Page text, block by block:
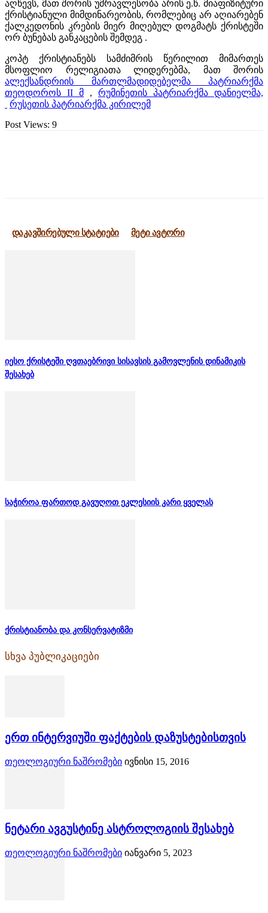
აღწევს, მათ შორის უმრავლესობა არის ე.წ. მიაფიზიტური
ქრისტიანული მიმდინარეობის, რომლებიც არ აღიარებენ
ქალკედონის კრების მიერ მიღებულ დოგმატს ქრისტეში
ორ ბუნებას განკაცების შემდეგ .
კოპტ ქრისტიანებს სამძიმრის წერილით მიმართეს
მსოფლიო რელიგიათა ლიდერებმა, მათ შორის
ალექსანდრიის მართლმადიდებელმა პატრიარქმა
თეოდოროს II მ , რუმინეთის პატრიარქმა დანიელმა,
რუსეთის პატრიარქმა კირილემ
Post Views: 9
დაკავშირებული სტატიები მეტი ავტორი
იესო ქრისტეში ღვთაებრივი სისავსის გამოვლენის დინამიკის
შესახებ
საჭიროა ფართოდ გავუღოთ ეკლესიის კარი ყველას
ქრისტიანობა და კონსერვატიზმი
სხვა პუბლიკაციები
ერთ ინტერვიუში ფაქტების დაზუსტებისთვის
თეოლოგიური ნაშრომები ივნისი 15, 2016
ნეტარი ავგუსტინე ასტროლოგიის შესახებ
თეოლოგიური ნაშრომები იანვარი 5, 2023